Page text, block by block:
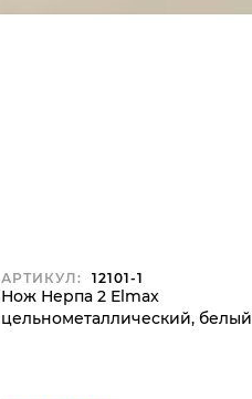
АРТИКУЛ: 12101-1
Нож Нерпа 2 Elmax
цельнометаллический, белый